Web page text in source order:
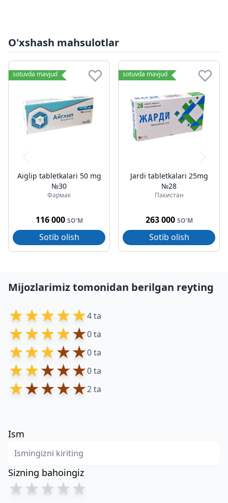
O'xshash mahsulotlar
sotuvda mavjud
Aiglip tabletkalari 50 mg
№30
Фармак
116 000 SO'M
Sotib olish
sotuvda mavjud
Jardi tabletkalari 25mg
№28
Пакистан
263 000 SO'M
Sotib olish
Mijozlarimiz tomonidan berilgan reyting
★★★★★4 ta
★★★★★0 ta
★★★★★0 ta
★★★★★0 ta
★★★★★2 ta
Ism
Sizning bahoingiz
★★★★★